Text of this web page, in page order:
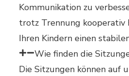
Kommunikation zu
trotz Trennung kooperativ
Ihren Kindern einen
Wie finden die
Die Sitzungen können auf